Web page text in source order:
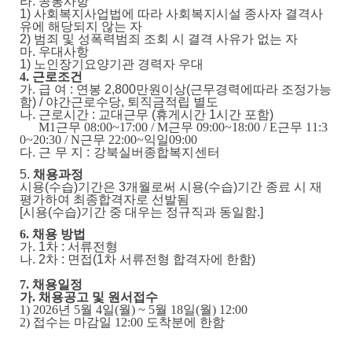
1) 사회복지사업법에 따라 사회복지시설 종사자 결격사
유에 해당되지 않는 자
2) 범죄 및 성폭력범죄 조회 시 결격 사유가 없는 자
마. 우대사항
1) 노인장기요양기관 경력자 우대
4. 근로조건
가. 급 여 : 연봉 2,800만원이상(근무경력에따라 조정가능
함) / 야간근로수당, 퇴직금적립 별도
나. 근로시간 : 교대근무 (휴게시간 1시간 포함)
M1 근무 08:00~17:00 / M근무 09:00~18:00 / E근무 11:3
0~20:30 / N근무 22:00~익일09:00
다. 근 무 지 : 강북실버종합복지센터
5. 채용과정
시용(수습)기간은 3개월로써 시용(수습)기간 종료 시 재
평가하여 최종합격자로 선발됨
[시용(수습)기간 중 대우는 정규직과 동일함.]
6. 채용 방법
가. 1차 : 서류전형
나. 2차 : 면접(1차 서류전형 합격자에 한함)
7. 채용일정
가. 채용공고 및 원서접수
1) 2026년 5월 4일(월) ~ 5월 18일(월) 12:00
2) 접수는 마감일 12:00 도착분에 한함